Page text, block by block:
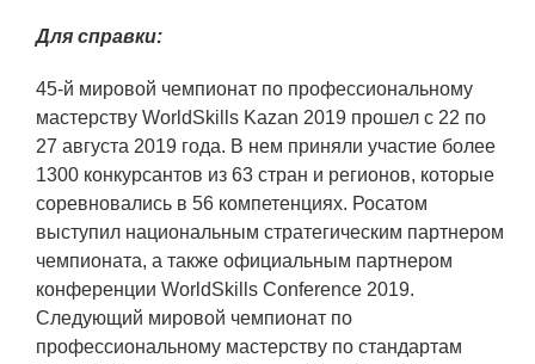
Для справки:
45-й мировой чемпионат по профессиональному
мастерству WorldSkills Kazan 2019 прошел с 22 по
27 августа 2019 года. В нем приняли участие более
1300 конкурсантов из 63 стран и регионов, которые
соревновались в 56 компетенциях. Росатом
выступил национальным стратегическим партнером
чемпионата, а также официальным партнером
конференции WorldSkills Conference 2019.
Следующий мировой чемпионат по
профессиональному мастерству по стандартам